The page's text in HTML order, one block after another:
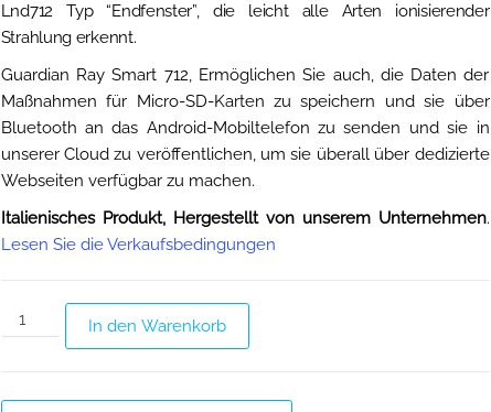
Lnd712 Typ “Endfenster”, die leicht alle Arten ionisierender
Strahlung erkennt.
Guardian Ray Smart 712, Ermöglichen Sie auch, die Daten der
Maßnahmen für Micro-SD-Karten zu speichern und sie über
Bluetooth an das Android-Mobiltelefon zu senden und sie in
unserer Cloud zu veröffentlichen, um sie überall über dedizierte
Webseiten verfügbar zu machen.
Italienisches Produkt, Hergestellt von unserem Unternehmen.
Lesen Sie die Verkaufsbedingungen
In den Warenkorb